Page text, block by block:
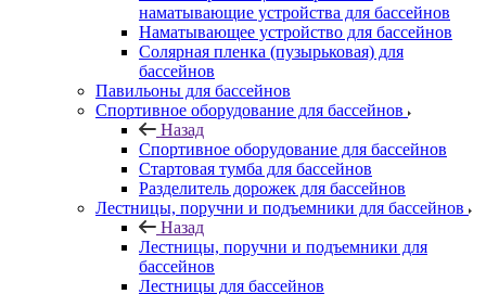
наматывающие устройства для бассейнов
Наматывающее устройство для бассейнов
Солярная пленка (пузырьковая) для
бассейнов
Павильоны для бассейнов
Спортивное оборудование для бассейнов
Назад
Спортивное оборудование для бассейнов
Стартовая тумба для бассейнов
Разделитель дорожек для бассейнов
Лестницы, поручни и подъемники для бассейнов
Назад
Лестницы, поручни и подъемники для
бассейнов
Лестницы для бассейнов